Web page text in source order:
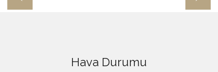
Hava Durumu